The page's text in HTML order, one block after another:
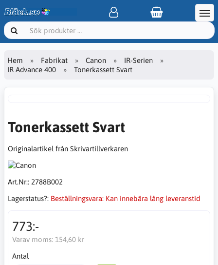
Hem Fabrikat Canon
IR-Serien
IR Advance 400
Tonerkassett Svart
Tonerkassett Svart
Originalartikel från Skrivartillverkaren
Art.Nr:: 2788B002
Lagerstatus?: Beställningsvara: Kan innebära lång leveranstid
773:-
Varav moms: 154,60 kr
Antal